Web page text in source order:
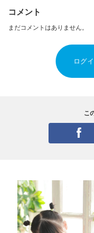
コメント
まだコメントはありません。
ログ
こ